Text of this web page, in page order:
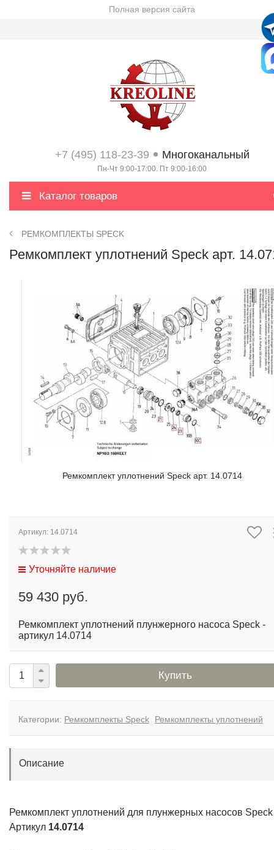
Полная версия сайта
+7 (495) 118-23-39 Многоканальный
Пн-Чт 9:00-17:00. Пт 9:00-16:00
Каталог товаров
РЕМКОМПЛЕКТЫ SPECK
Ремкомплект уплотнений Speck арт.
Ремкомплект уплотнений Speck арт. 14.0714
Артикул: 14.0714
Уточняйте наличие
59 430 руб.
Ремкомплект уплотнений плунжерного насоса Speck -
артикул 14.0714
Купить
Категории: Ремкомплекты Speck Ремкомплекты уплотнений
Описание
Ремкомплект уплотнений для плунжерных насосов Speck
Артикул 14.0714